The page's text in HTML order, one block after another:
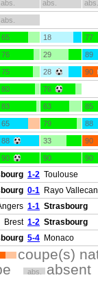
abs. abs. abs.
abs.
65 18 77
76 29 89
75 28 90
80 76
83 63 85
65 79 88
88 33 90
90 90 90
1-2 Toulouse
0-1 Rayo
1-1 Strasbourg
Brest 1-2 Strasbourg
5-4 Monaco
coupe(s)
abs. absent